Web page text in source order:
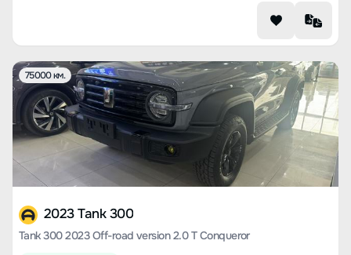
75000 км.
2023 Tank 300
Tank 300 2023 Off-road version 2.0 T Conqueror